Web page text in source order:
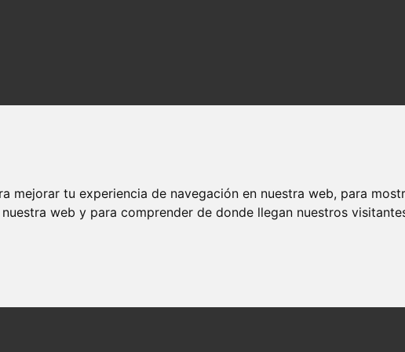
mejorar tu experiencia de navegación en nuestra web, para
web y para comprender de donde llegan nuestros